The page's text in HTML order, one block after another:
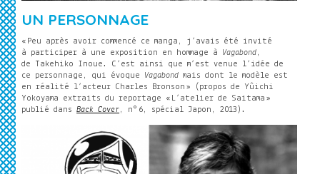
UN PERSONNAGE
« Peu après avoir commencé ce manga, j’avais été invité
à participer à une exposition en hommage à Vagabond,
de Takehiko Inoue. C’est ainsi que m’est venue l’idée de
ce personnage, qui évoque Vagabond mais dont le modèle est
en réalité l’acteur Charles Bronson » (propos de Yûichi
Yokoyama extraits du reportage « L’atelier de Saitama »
publié dansBack Cover, n° 6, spécial Japon, 2013).